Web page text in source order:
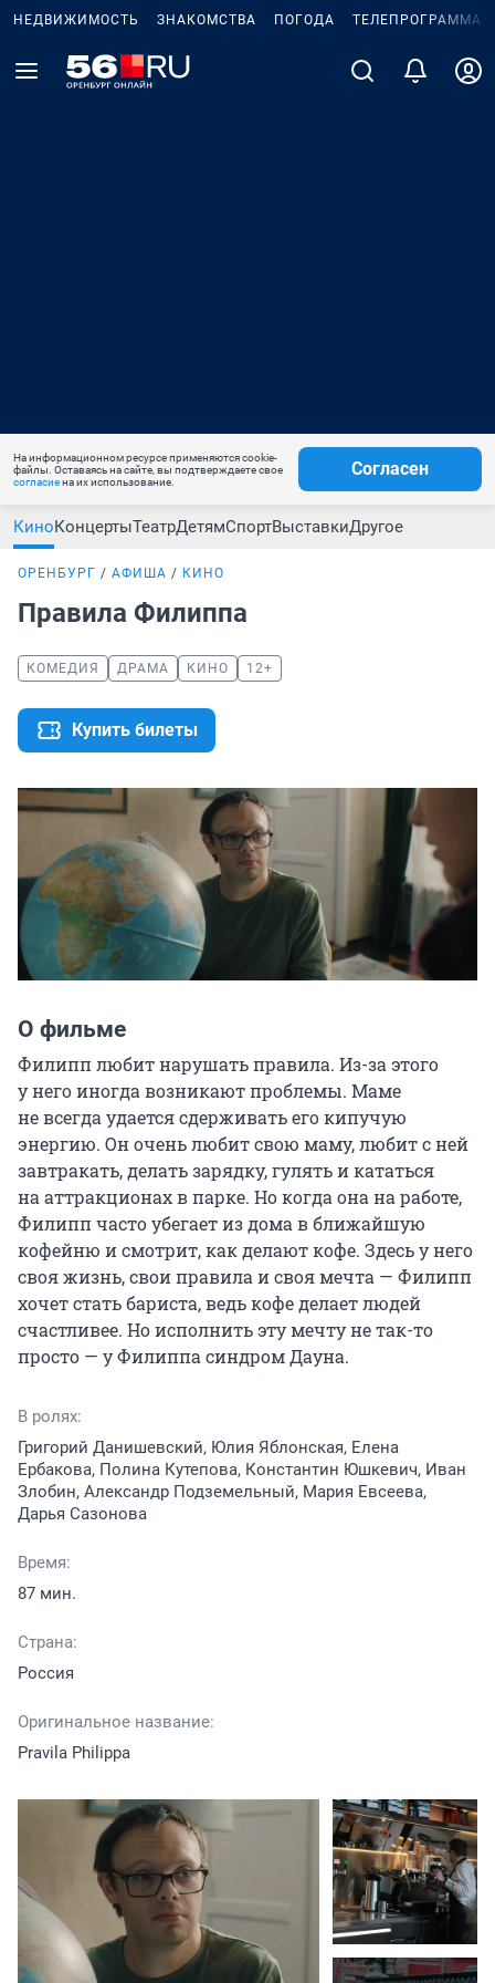
НЕДВИЖИМОСТЬ ЗНАКОМСТВА ПОГОДА ТЕЛЕПРОГРАММА
На информационном ресурсе применяются cookie-
файлы. Оставаясь на сайте, вы подтверждаете свое
согласиена их использование.
Согласен
КиноКонцертыТеатрДетямСпортВыставкиДругое
ОРЕНБУРГ АФИША КИНО
Правила Филиппа
КОМЕДИЯ ДРАМА КИНО 12+
Купить билеты
О фильме
Филипп любит нарушать правила. Из-за этого
у него иногда возникают проблемы. Маме
не всегда удается сдерживать его кипучую
энергию. Он очень любит свою маму, любит с ней
завтракать, делать зарядку, гулять и кататься
на аттракционах в парке. Но когда она на работе,
Филипп часто убегает из дома в ближайшую
кофейню и смотрит, как делают кофе. Здесь у него
своя жизнь, свои правила и своя мечта — Филипп
хочет стать бариста, ведь кофе делает людей
счастливее. Но исполнить эту мечту не так-то
просто — у Филиппа синдром Дауна.
В ролях:
Григорий Данишевский, Юлия Яблонская, Елена
Ербакова, Полина Кутепова, Константин Юшкевич, Иван
Злобин, Александр Подземельный, Мария Евсеева,
Дарья Сазонова
Время:
87 мин.
Страна:
Россия
Оригинальное название:
Pravila Philippa